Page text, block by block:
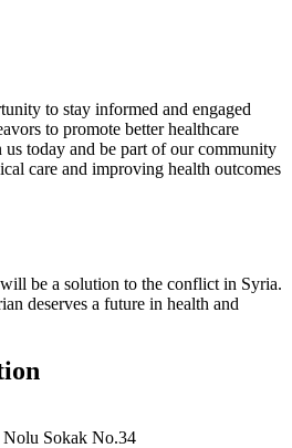
to stay informed and engaged
to promote better healthcare
us today and be part of our community
care and improving health outcomes
be a solution to the conflict in Syria.
deserves a future in health and
Sokak No.34